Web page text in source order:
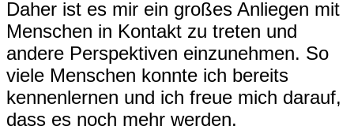
Daher ist es mir ein großes Anliegen mit
Menschen in Kontakt zu treten und
andere Perspektiven einzunehmen. So
viele Menschen konnte ich bereits
kennenlernen und ich freue mich darauf,
dass es noch mehr werden.